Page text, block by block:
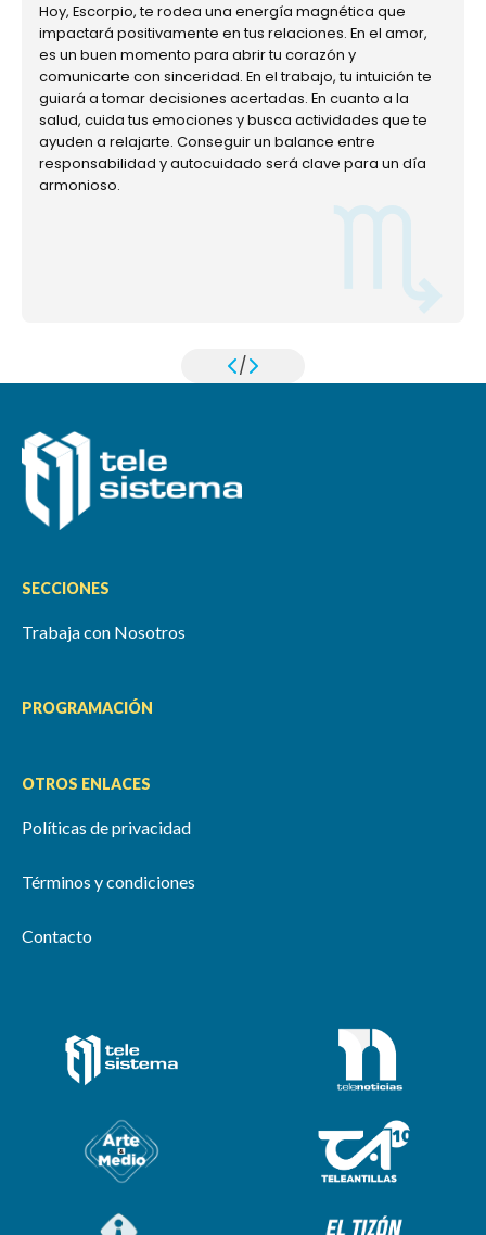
Hoy, Escorpio, te rodea una energía magnética que
impactará positivamente en tus relaciones. En el amor,
es un buen momento para abrir tu corazón y
comunicarte con sinceridad. En el trabajo, tu intuición te
guiará a tomar decisiones acertadas. En cuanto a la
salud, cuida tus emociones y busca actividades que te
ayuden a relajarte. Conseguir un balance entre
responsabilidad y autocuidado será clave para un día
armonioso.
/
SECCIONES
Trabaja con Nosotros
PROGRAMACIÓN
OTROS ENLACES
Políticas de privacidad
Términos y condiciones
Contacto